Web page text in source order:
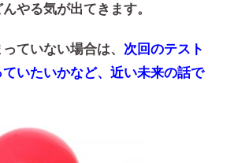
やる気が出てきます。
ていない場合は、 次回のテスト
いたいかなど、近い未来の話で